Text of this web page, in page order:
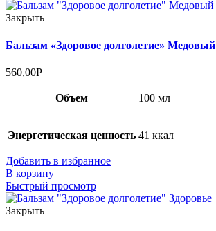
Закрыть
Бальзам «Здоровое долголетие» Медовый
560,00Р
Объем 100 мл
Энергетическая ценность 41 ккал
Добавить в избранное
В корзину
Быстрый просмотр
Закрыть